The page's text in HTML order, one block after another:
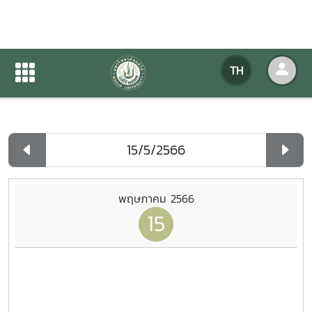
TH
ปฏิทินกิจกรรมของหน่วยงาน
ปฏิทินกิจกรรมของหน่วยงาน
พฤษภาคม 2566
15